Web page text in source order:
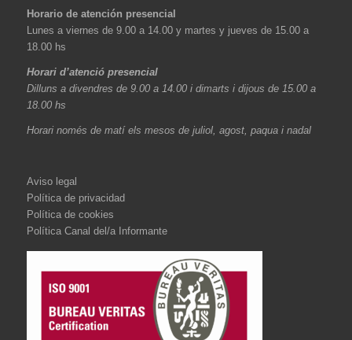
Horario de atención presencial
Lunes a viernes de 9.00 a 14.00 y martes y jueves de 15.00 a
18.00 hs
Horari d’atenció presencial
Dilluns a divendres de 9.00 a 14.00 i dimarts i dijous de 15.00 a
18.00 hs
Horari només de matí els mesos de juliol, agost, paqua i nadal
Aviso legal
Política de privacidad
Política de cookies
Política Canal del/a Informante